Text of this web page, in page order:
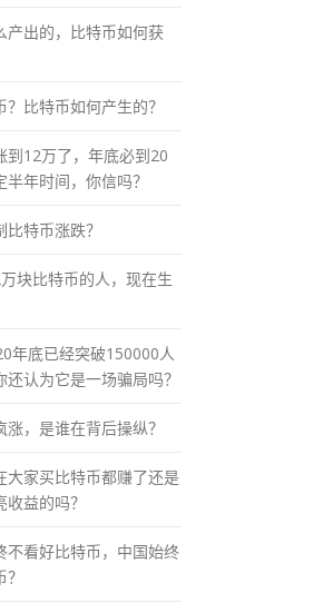
产出的，比特币如何获
比特币如何产生的？
到12万了，年底必到20
年时间，你信吗？
特币涨跌？
块比特币的人，现在生
年底已经突破150000人
还认为它是一场骗局吗？
涨，是谁在背后操纵？
大家买比特币都赚了还是
益的吗？
不看好比特币，中国始终